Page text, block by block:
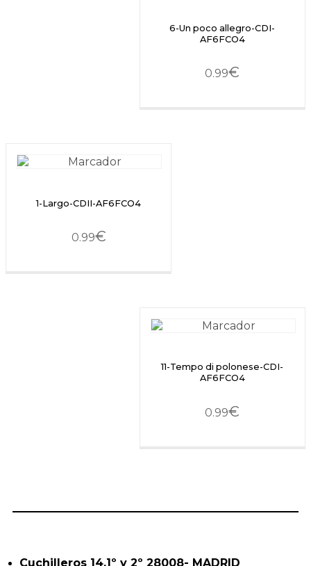
6-Un poco allegro-CDI-
AF6FCO4
0.99€
1-Largo-CDII-AF6FCO4
0.99€
11-Tempo di polonese-CDI-
AF6FCO4
0.99€
Cuchilleros 14,1º y 2º 28008- MADRID